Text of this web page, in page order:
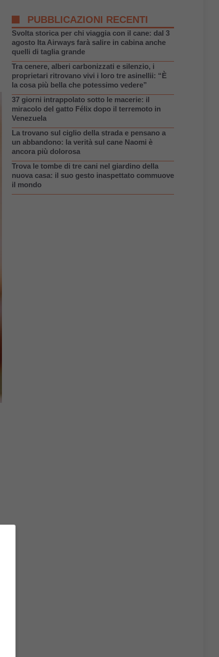
PUBBLICAZIONI RECENTI
Svolta storica per chi viaggia con il cane: dal 3
agosto Ita Airways farà salire in cabina anche
quelli di taglia grande
Tra cenere, alberi carbonizzati e silenzio, i
proprietari ritrovano vivi i loro tre asinellii: “È
la cosa più bella che potessimo vedere”
37 giorni intrappolato sotto le macerie: il
miracolo del gatto Félix dopo il terremoto in
Venezuela
La trovano sul ciglio della strada e pensano a
un abbandono: la verità sul cane Naomi è
ancora più dolorosa
Trova le tombe di tre cani nel giardino della
nuova casa: il suo gesto inaspettato commuove
il mondo